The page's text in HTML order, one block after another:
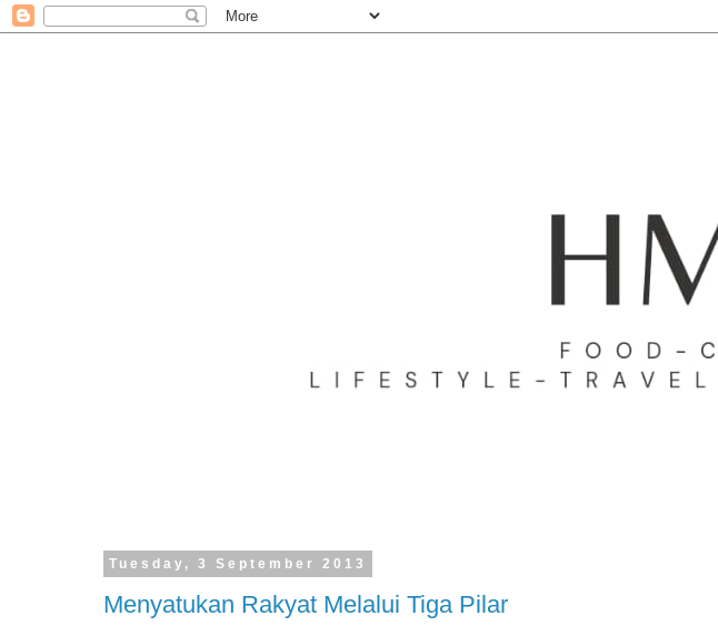
Tuesday, 3 September 2013
Menyatukan Rakyat Melalui Tiga Pilar